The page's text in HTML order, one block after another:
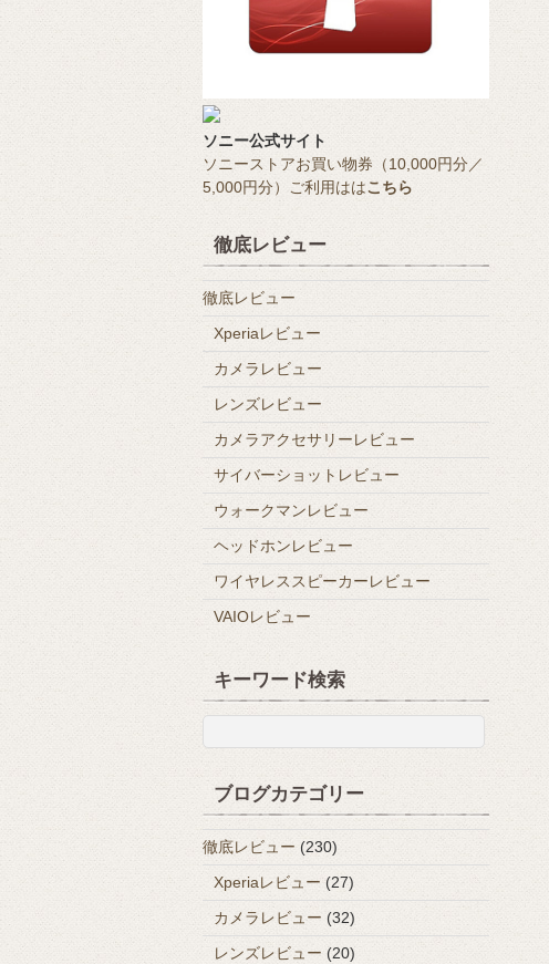
ソニー公式サイト
ソニーストアお買い物券（10,000円分／
5,000円分）ご利用ははこちら
徹底レビュー
徹底レビュー
Xperiaレビュー
カメラレビュー
レンズレビュー
カメラアクセサリーレビュー
サイバーショットレビュー
ウォークマンレビュー
ヘッドホンレビュー
ワイヤレススピーカーレビュー
VAIOレビュー
キーワード検索
ブログカテゴリー
徹底レビュー (230)
Xperiaレビュー(27)
カメラレビュー (32)
レンズレビュー (20)